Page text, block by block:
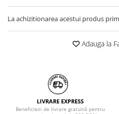
La achizitionarea acestui produs
Adauga la
LIVRARE EXPRESS
Beneficiezi de livrare gratuită pentru